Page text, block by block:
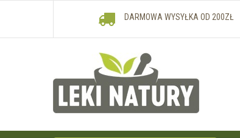
DARMOWA WYSYŁKA OD 200ZŁ